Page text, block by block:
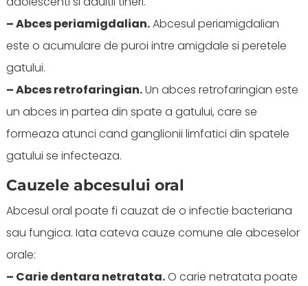
– Abces periamigdalian.Abcesul periamigdalian
este o acumulare de puroi intre amigdale si peretele
gatului.
– Abces retrofaringian.Un abces retrofaringian este
un abces in partea din spate a gatului, care se
formeaza atunci cand ganglionii limfatici din spatele
gatului se infecteaza.
Cauzele abcesului oral
Abcesul oral poate fi cauzat de o infectie bacteriana
sau fungica. Iata cateva cauze comune ale abceselor
orale:
– Carie dentara netratata.O carie netratata poate